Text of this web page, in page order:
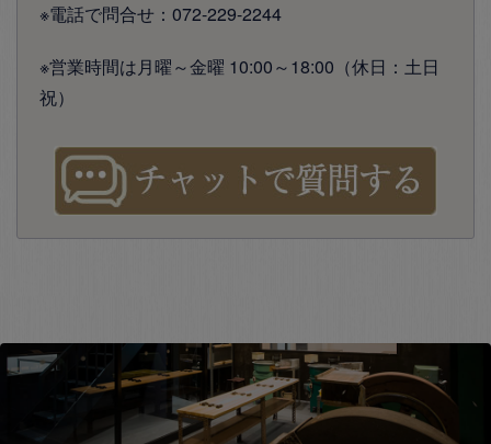
※電話で問合せ：072-229-2244
※営業時間は月曜～金曜 10:00～18:00（休日：土日
祝）